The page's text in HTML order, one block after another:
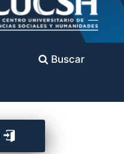
Buscar